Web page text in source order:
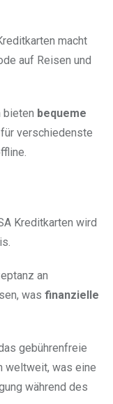
macht
auf Reisen und
bieten bequeme
für verschiedenste
Kreditkarten wird
an
was finanzielle
gebührenfreie
weltweit, was eine
während des